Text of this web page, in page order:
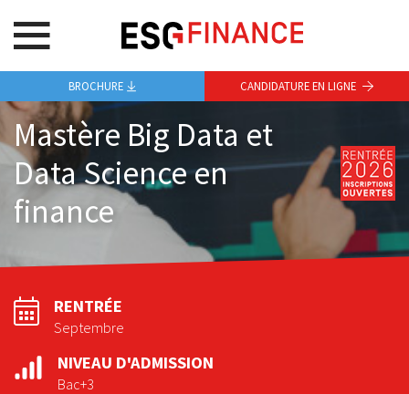
Mastère Big Data et
Data Science en
finance
RENTRÉE
Septembre
NIVEAU D'ADMISSION
Bac+3
BROCHURE CANDIDATURE EN LIGNE